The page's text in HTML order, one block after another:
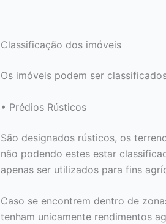
Classificação dos imóveis
Os imóveis podem ser
• Prédios Rústicos
São designados rústicos, os
não podendo estes estar
apenas ser utilizados para fins
Caso se encontrem dentro de
tenham unicamente rendimentos